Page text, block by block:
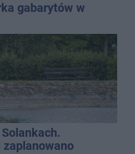
gabarytów w
zaplanowano